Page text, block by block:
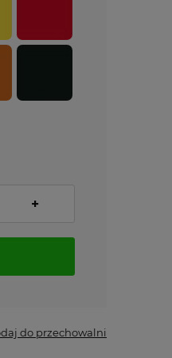
+
do przechowalni